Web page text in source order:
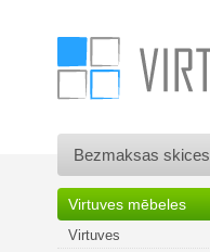
Bezmaksas skices
Virtuves mēbeles
Virtuves